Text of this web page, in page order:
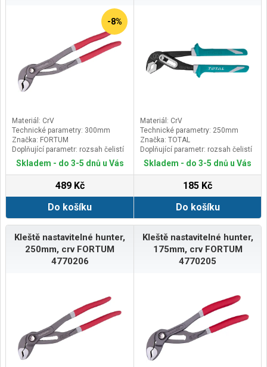
-8%
Materiál: CrV
Technické parametry: 300mm
Značka: FORTUM
Doplňující parametr: rozsah čelistí
0-75mm
Skladem - do 3-5 dnů u Vás
489 Kč
Do košíku
Materiál: CrV
Technické parametry: 250mm
Značka: TOTAL
Doplňující parametr: rozsah čelistí
až 40mm
Skladem - do 3-5 dnů u Vás
185 Kč
Do košíku
Kleště nastavitelné hunter,
250mm, crv FORTUM
4770206
Kleště nastavitelné hunter,
175mm, crv FORTUM
4770205